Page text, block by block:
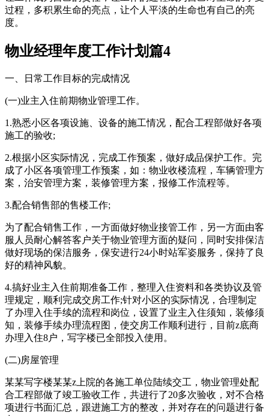
过程，多积累生命的亮点，让个人平淡的生命也有自己的亮
度。
物业经理年度工作计划篇4
一、日常工作目标的完成情况
(一)业主入住前期物业管理工作。
1.熟悉小区各项设施、设备的施工情况，配合工程部做好各项
施工的验收;
2.根据小区实际情况，完成工作预案，做好成品保护工作。完
成了小区各项管理工作预案，如：物业收楼流程，车辆管理方
案，治安管理方案，装修管理方案，报修工作流程等。
3.配合销售部的售楼工作;
为了配合销售工作，一方面做好物业接管工作，另一方面由客
服人员耐心解答客户关于物业管理方面的疑问，同时安排保洁
做好现场的保洁服务，保安进行24小时站军姿服务，保持了良
好的精神风貌。
4.搞好业主入住前期准备工作，整理入住资料和各类协议及管
理规定，顺利完成交房工作;针对小区的实际情况，合理制定
了办理入住手续的流程和岗位，设置了业主入住须知，装修须
知，装修手续办理流程图，使交房工作顺利进行，目前z底商
办理入住8户，写字楼已全部投入使用。
(二)房屋管理
某某写字楼某某z上院的各施工单位陆续交工，物业管理处配
合工程部做了竣工验收工作，共进行了20多次验收，对不合格
项进行书面汇总，跟进施工方的整改，并对存在的问题进行备